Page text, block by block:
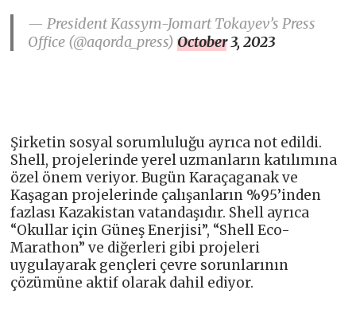
— President Kassym-Jomart Tokayev’s Press
Office (@aqorda_press)October 3, 2023
Şirketin sosyal sorumluluğu ayrıca not edildi.
Shell, projelerinde yerel uzmanların katılımına
özel önem veriyor. Bugün Karaçaganak ve
Kaşagan projelerinde çalışanların %95’inden
fazlası Kazakistan vatandaşıdır. Shell ayrıca
“Okullar için Güneş Enerjisi”, “Shell Eco-
Marathon” ve diğerleri gibi projeleri
uygulayarak gençleri çevre sorunlarının
çözümüne aktif olarak dahil ediyor.